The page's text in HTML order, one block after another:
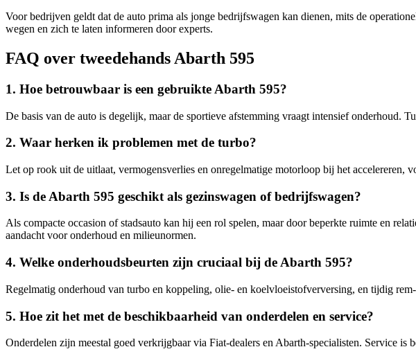
Voor bedrijven geldt dat de auto prima als jonge bedrijfswagen kan dienen, mits de
wegen en zich te laten informeren door experts.
FAQ over tweedehands Abarth 595
1. Hoe betrouwbaar is een gebruikte Abarth 595?
De basis van de auto is degelijk, maar de sportieve afstemming vraagt intensief onderhoud.
2. Waar herken ik problemen met de turbo?
Let op rook uit de uitlaat, vermogensverlies en onregelmatige motorloop bij het accelereren,
3. Is de Abarth 595 geschikt als gezinswagen of bedrijfswagen?
Als compacte occasion of stadsauto kan hij een rol spelen, maar door beperkte ruimte en
aandacht voor onderhoud en milieunormen.
4. Welke onderhoudsbeurten zijn cruciaal bij de Abarth 595?
Regelmatig onderhoud van turbo en koppeling, olie- en koelvloeistofverversing, en tijdig
5. Hoe zit het met de beschikbaarheid van onderdelen en service?
Onderdelen zijn meestal goed verkrijgbaar via Fiat-dealers en Abarth-specialisten. Service is